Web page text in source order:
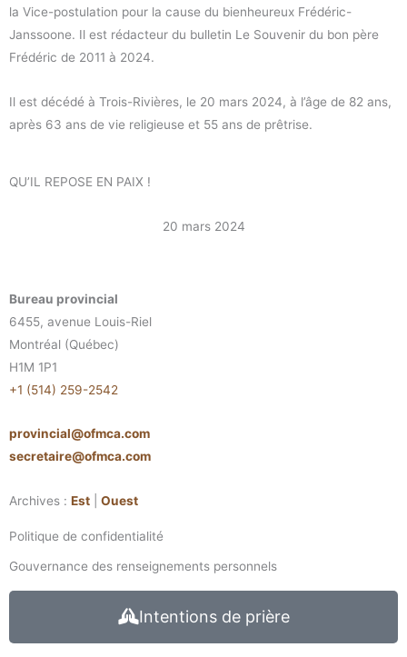
la Vice-postulation pour la cause du bienheureux Frédéric-
Janssoone. Il est rédacteur du bulletin Le Souvenir du bon père
Frédéric de 2011 à 2024.
Il est décédé à Trois-Rivières, le 20 mars 2024, à l’âge de 82 ans,
après 63 ans de vie religieuse et 55 ans de prêtrise.
QU’IL REPOSE EN PAIX !
20 mars 2024
Bureau provincial
6455, avenue Louis-Riel
Montréal (Québec)
H1M 1P1
+1 (514) 259-2542
provincial@ofmca.com
secretaire@ofmca.com
Archives : Est Ouest
Politique de confidentialité
Gouvernance des renseignements personnels
Intentions de prière